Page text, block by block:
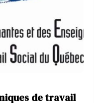
de travail